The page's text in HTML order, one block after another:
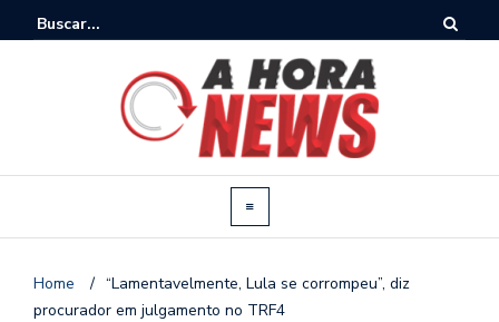
Home / “Lamentavelmente, Lula se corrompeu”, diz
procurador em julgamento no TRF4